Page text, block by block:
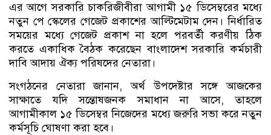
এর আগে সরকারি চাকরিজীবীরা আগামী ১৫ ডিসেম্বরের মধ্যে
নতুন পে স্কেলের গেজেট প্রকাশের আল্টিমেটাম দেন। নির্ধারিত
সময়ের মধ্যে গেজেট প্রকাশ না হলে পরবর্তী করণীয় ঠিক
করতে একাধিক বৈঠক করেছেন বাংলাদেশ সরকারি কর্মচারী
দাবি আদায় ঐক্য পরিষদের নেতারা।
সংগঠনের নেতারা জানান, অর্থ উপদেষ্টার সঙ্গে আজকের
সাক্ষাতে যদি সন্তোষজনক সমাধান না আসে, তাহলে
আগামীকাল ১৫ ডিসেম্বর নিজেদের মধ্যে জরুরি সভা করে নতুন
কর্মসূচি ঘোষণা করা হবে।